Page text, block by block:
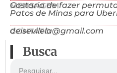
MENSAGEM
Gostaria de fazer
Patos de Minas para
CONTATO
deisevilela@gmail.com
Busca